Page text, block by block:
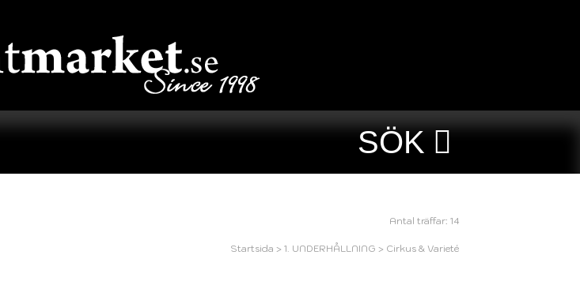
SÖK
Antal träffar: 14
Startsida > 1. UNDERHÅLLNING > Cirkus & Varieté